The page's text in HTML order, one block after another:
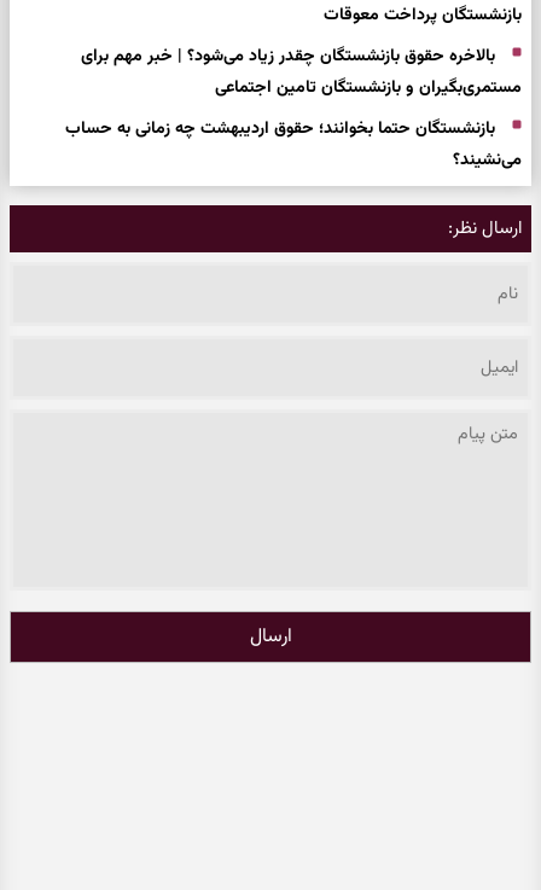
بازنشستگان پرداخت معوقات
بالاخره حقوق بازنشستگان چقدر زیاد می‌شود؟ | خبر مهم برای
مستمری‌بگیران و بازنشستگان تامین اجتماعی
بازنشستگان حتما بخوانند؛ حقوق اردیبهشت چه زمانی به حساب
می‌نشیند؟
ارسال نظر:
ارسال